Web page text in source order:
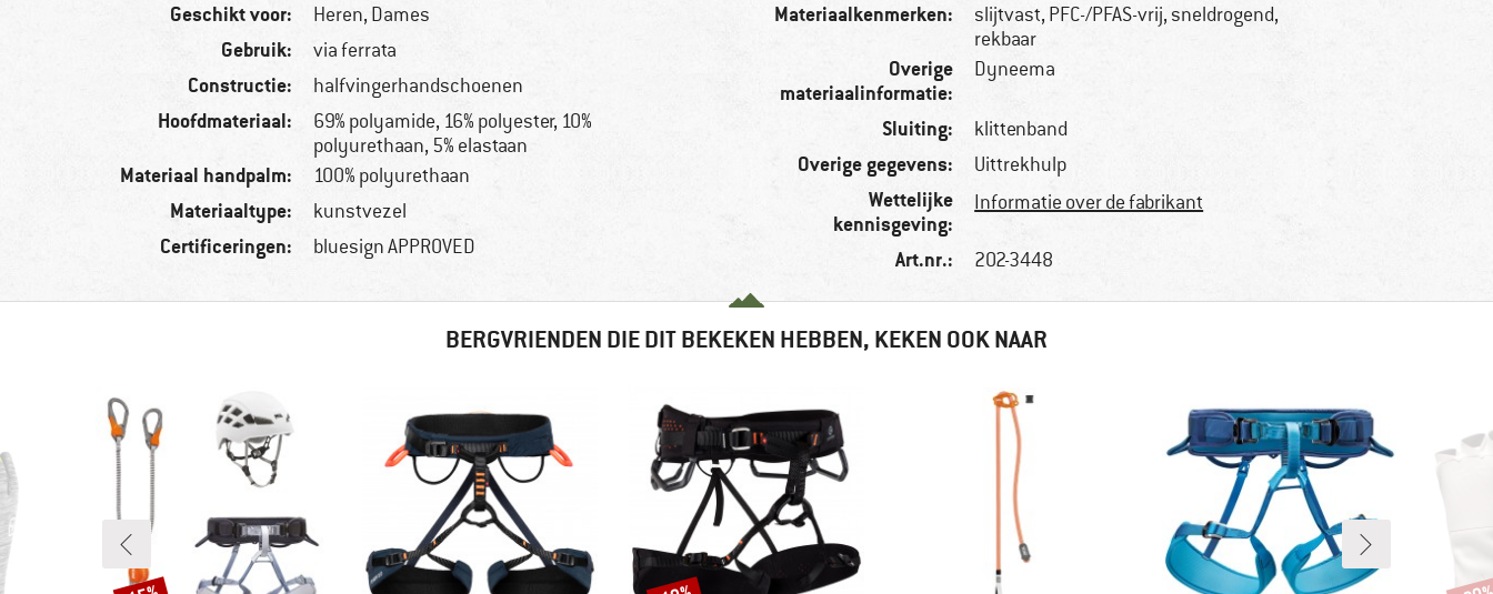
Geschikt voor: Heren, Dames
Gebruik: via ferrata
Constructie: halfvingerhandschoenen
Hoofdmateriaal:
69% polyamide, 16% polyester, 10%
polyurethaan, 5% elastaan
Materiaal handpalm: 100% polyurethaan
Materiaaltype: kunstvezel
Certificeringen: bluesign APPROVED
Materiaalkenmerken:
slijtvast, PFC-/PFAS-vrij, sneldrogend,
rekbaar
Overige
materiaalinformatie:
Dyneema
Sluiting: klittenband
Overige gegevens: Uittrekhulp
Wettelijke
kennisgeving:
Informatie over de fabrikant
Art.nr.: 202-3448
BERGVRIENDEN DIE DIT BEKEKEN HEBBEN, KEKEN OOK NAAR